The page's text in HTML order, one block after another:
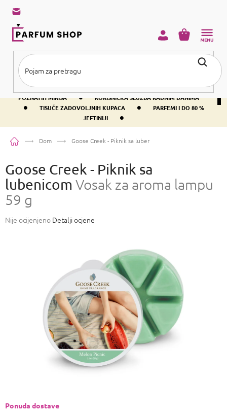
sadržaj
BESPLATNA DOSTAVA IZNAD PRIBLIŽNO 37 € •
400+ SVJETSKI
POZNATIH MIRISA
• KORISNIČKA SLUŽBA RADNIM DANIMA
• TISUĆE ZADOVOLJNIH KUPACA •
PARFEMI I DO 80 %
JEFTINIJI
•
KOŠARICA
PočetnaDom Goose Creek - Piknik sa lubenicom
Goose Creek - Piknik sa
lubenicom Vosak za aroma lampu
59 g
Prosječna
Nije ocijenjeno Detalji ocjene
Ponuda dostave